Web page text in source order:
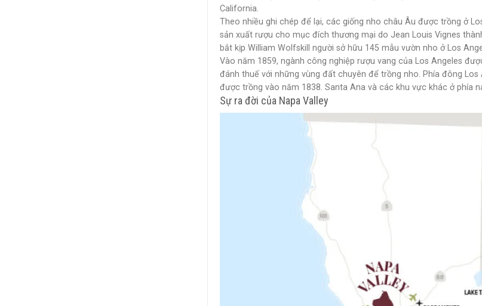
California.
Theo nhiều ghi chép để lại, các giống nho châu Âu được trồng ở
sản xuất rượu cho mục đích thương mại do Jean Louis Vignes
bắt kịp William Wolfskill người sở hữu 145 mẫu vườn nho ở Los
Vào năm 1859, ngành công nghiệp rượu vang của Los Angeles
đánh thuế với những vùng đất chuyên để trồng nho. Phía đông
được trồng vào năm 1838. Santa Ana và các khu vực khác ở phía
Sự ra đời của Napa Valley